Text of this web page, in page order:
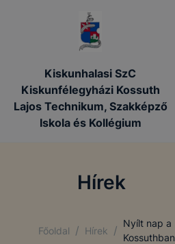
Kiskunhalasi SzC
Kiskunfélegyházi Kossuth
Lajos Technikum, Szakképző
Iskola és Kollégium
Hírek
Főoldal / Hírek /
Nyílt nap a
Kossuthban